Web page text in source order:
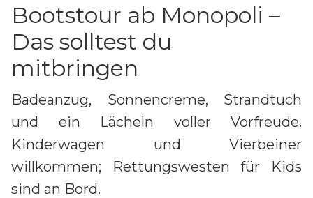
Bootstour ab Monopoli –
Das solltest du
mitbringen
Badeanzug, Sonnencreme, Strandtuch
und ein Lächeln voller Vorfreude.
Kinderwagen und Vierbeiner
willkommen; Rettungswesten für Kids
sind an Bord.